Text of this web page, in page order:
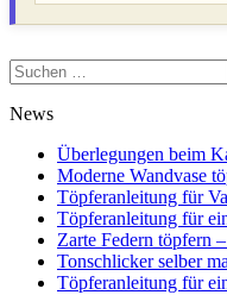
Suchen
nach:
News
Überlegungen beim
Moderne Wandvase
Töpferanleitung für
Töpferanleitung für
Zarte Federn töpfern –
Tonschlicker selber
Töpferanleitung für